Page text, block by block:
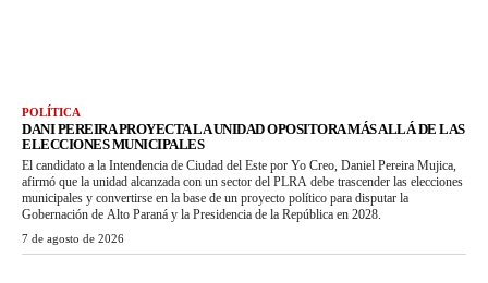
POLÍTICA
DANI PEREIRA PROYECTA LA UNIDAD OPOSITORA MÁS ALLÁ DE LAS
ELECCIONES MUNICIPALES
El candidato a la Intendencia de Ciudad del Este por Yo Creo, Daniel Pereira Mujica,
afirmó que la unidad alcanzada con un sector del PLRA debe trascender las elecciones
municipales y convertirse en la base de un proyecto político para disputar la
Gobernación de Alto Paraná y la Presidencia de la República en 2028.
7 de agosto de 2026